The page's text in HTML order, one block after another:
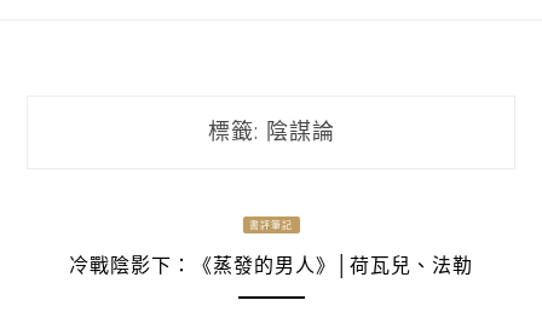
標籤: 陰謀論
書評筆記
冷戰陰影下：《蒸發的男人》│荷瓦兒、法勒